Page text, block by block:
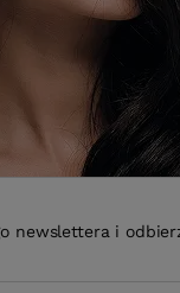
newslettera i